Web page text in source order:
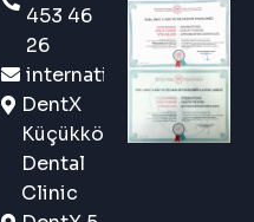
453 46
26
DentX
Küçükköy
Dental
Clinic